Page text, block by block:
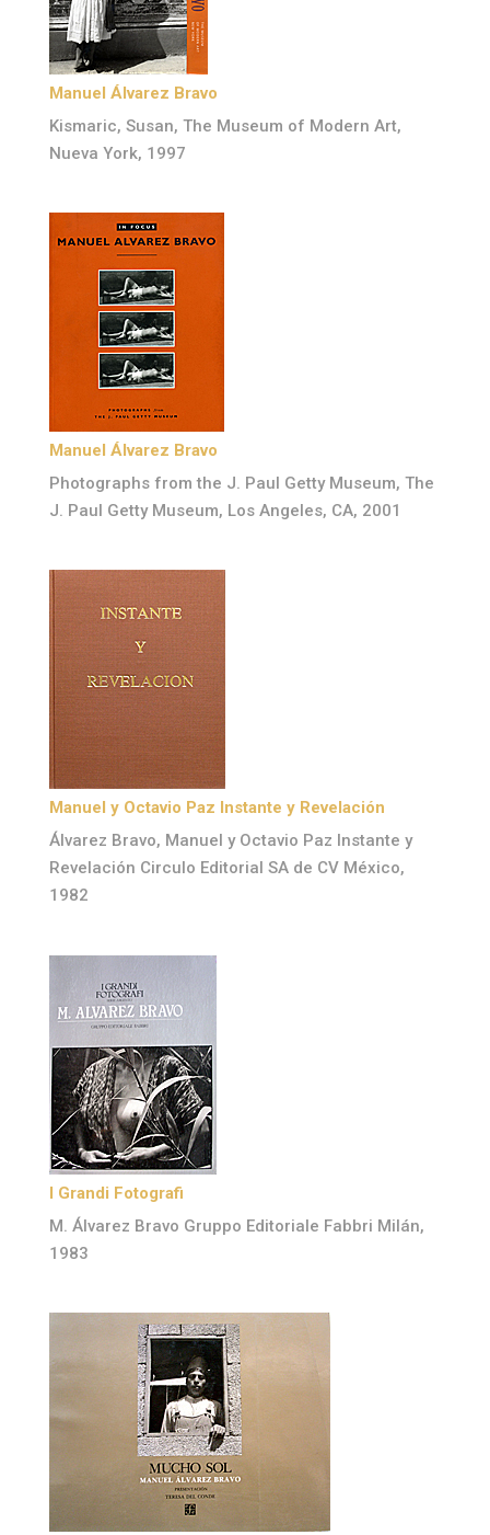
Manuel Álvarez Bravo
Kismaric, Susan, The Museum of Modern Art,
Nueva York, 1997
Manuel Álvarez Bravo
Photographs from the J. Paul Getty Museum, The
J. Paul Getty Museum, Los Angeles, CA, 2001
Manuel y Octavio Paz Instante y Revelación
Álvarez Bravo, Manuel y Octavio Paz Instante y
Revelación Circulo Editorial SA de CV México,
1982
I Grandi Fotografi
M. Álvarez Bravo Gruppo Editoriale Fabbri Milán,
1983